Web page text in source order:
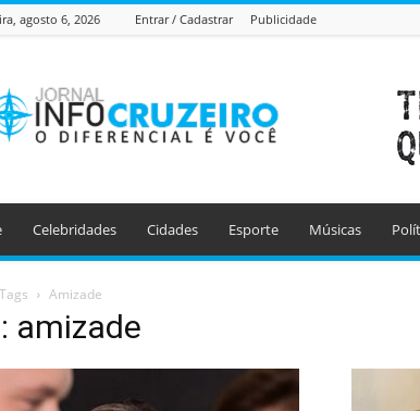
agosto 6, 2026 Entrar / Cadastrar Publicidade
Info
Cruzeiro
Celebridades Cidades Esporte Músicas
Tags Amizade
amizade